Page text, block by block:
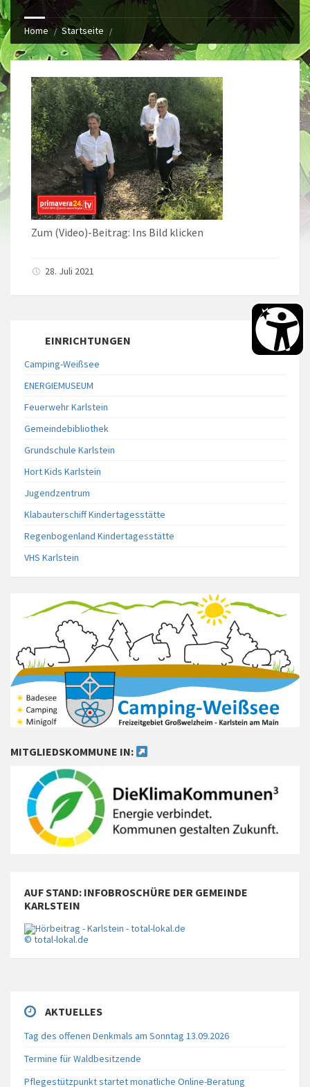
Home Startseite
Zum (Video)-Beitrag: Ins Bild klicken
28. Juli 2021
EINRICHTUNGEN
Camping-Weißsee
ENERGIEMUSEUM
Feuerwehr Karlstein
Gemeindebibliothek
Grundschule Karlstein
Hort Kids Karlstein
Jugendzentrum
Klabauterschiff Kindertagesstätte
Regenbogenland Kindertagesstätte
VHS Karlstein
MITGLIEDSKOMMUNE IN:
AUF STAND: INFOBROSCHÜRE DER GEMEINDE
KARLSTEIN
© total-lokal.de
AKTUELLES
Tag des offenen Denkmals am Sonntag 13.09.2026
Termine für Waldbesitzende
Pflegestützpunkt startet monatliche Online-Beratung